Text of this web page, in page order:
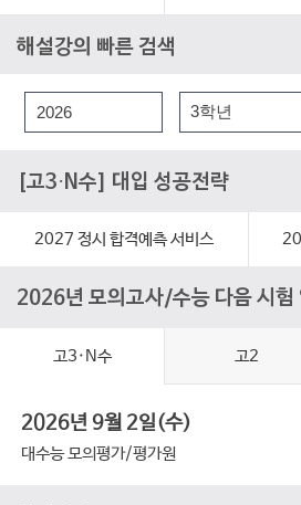
해설강의 빠른 검색
[고3·N수] 대입 성공전략
2027 정시 합격예측 서비스
2026년 모의고사/수능 다음 시험
고3·N수 고2
2026년 9월 2일(수)
대수능 모의평가/평가원